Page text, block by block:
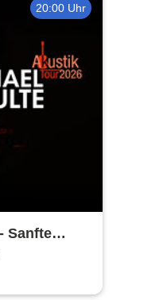
20:00 Uhr
Sanfte
Tour